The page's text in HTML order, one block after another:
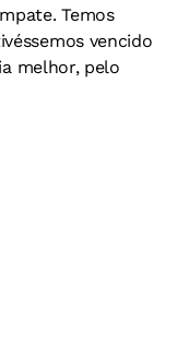
Temos
vencido
melhor, pelo